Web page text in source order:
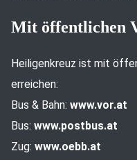
Mit öffentlichen
Heiligenkreuz ist mit
erreichen:
Bus & Bahn: www.vor.at
Bus: www.postbus.at
Zug: www.oebb.at